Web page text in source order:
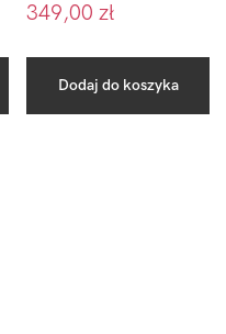
349,00zł
Dodaj do koszyka